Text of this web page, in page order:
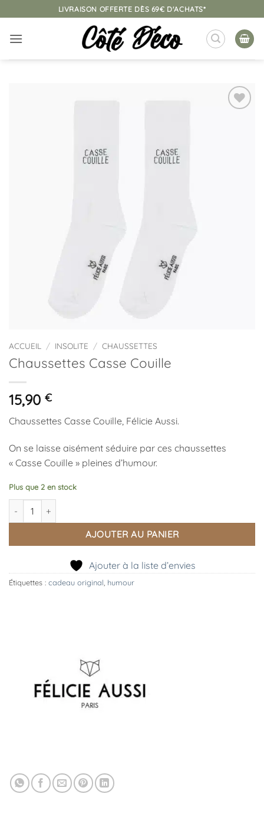
au
contenu
LIVRAISON OFFERTE DÈS 69€ D'ACHATS*
ACCUEIL / INSOLITE / CHAUSSETTES
Chaussettes Casse Couille
15,90 €
Chaussettes Casse Couille, Félicie Aussi.
On se laisse aisément séduire par ces chaussettes
« Casse Couille » pleines d’humour.
Plus que 2 en stock
quantité de Chaussettes Casse Couille
AJOUTER AU PANIER
Ajouter à la liste d’envies
Étiquettes : cadeau original humour